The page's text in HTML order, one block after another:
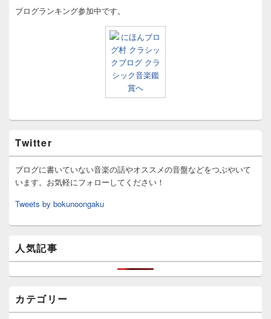
ブログランキング参加中です。
Twitter
ブログに書いていない音楽の話やオススメの音盤などをつぶやいて
います。お気軽にフォローしてください！
Tweets by bokunoongaku
人気記事
カテゴリー